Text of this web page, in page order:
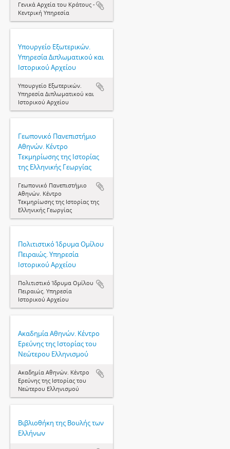
Γενικά Αρχεία του Κράτους -
Κεντρική Υπηρεσία
Υπουργείο Εξωτερικών.
Υπηρεσία Διπλωματικού και
Ιστορικού Αρχείου
Υπουργείο Εξωτερικών.
Υπηρεσία Διπλωματικού και
Ιστορικού Αρχείου
Γεωπονικό Πανεπιστήμιο
Αθηνών. Κέντρο
Τεκμηρίωσης της Ιστορίας
της Ελληνικής Γεωργίας
Γεωπονικό Πανεπιστήμιο
Αθηνών. Κέντρο
Τεκμηρίωσης της Ιστορίας της
Ελληνικής Γεωργίας
Πολιτιστικό Ίδρυμα Ομίλου
Πειραιώς. Υπηρεσία
Ιστορικού Αρχείου
Πολιτιστικό Ίδρυμα Ομίλου
Πειραιώς. Υπηρεσία
Ιστορικού Αρχείου
Ακαδημία Αθηνών. Κέντρο
Ερεύνης της Ιστορίας του
Νεώτερου Ελληνισμού
Ακαδημία Αθηνών. Κέντρο
Ερεύνης της Ιστορίας του
Νεώτερου Ελληνισμού
Βιβλιοθήκη της Βουλής των
Ελλήνων